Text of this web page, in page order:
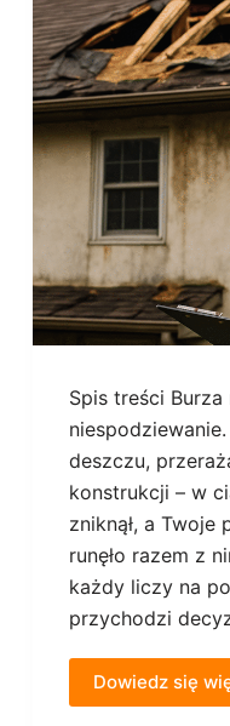
Spis treści Burza
deszczu,
konstrukcji – w
zniknął, a
runęło razem z
każdy liczy na
przychodzi
Dowiedz się